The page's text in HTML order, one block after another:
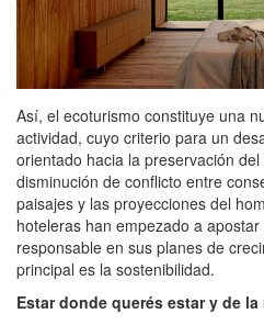
Así, el ecoturismo constituye una
actividad, cuyo criterio para un
orientado hacia la preservación
disminución de conflicto entre
paisajes y las proyecciones del
hoteleras han empezado a
responsable en sus planes de
principal es la sostenibilidad.
Estar donde querés estar y de